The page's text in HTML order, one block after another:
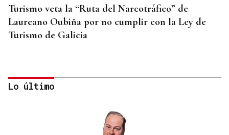
Turismo veta la “Ruta del Narcotráfico” de
Laureano Oubiña por no cumplir con la Ley de
Turismo de Galicia
Lo último